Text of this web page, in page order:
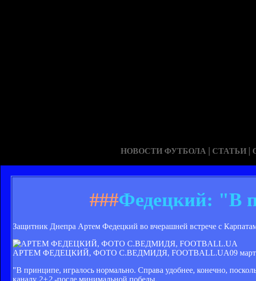
НОВОСТИ ФУТБОЛА | СТАТЬИ |
###Федецкий: "В
Защитник Днепра Артем Федецкий во вчерашней встрече с
АРТЕМ ФЕДЕЦКИЙ, ФОТО С.ВЕДМИДЯ, FOOTBALL.UA09
"В принципе, игралось нормально. Справа удобнее, конечно,
каналу 2+2 -после минимальной победы.